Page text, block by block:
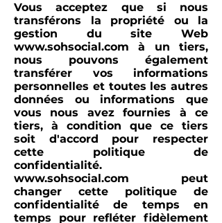
Vous acceptez que si nous
transférons la propriété ou la
gestion du site Web
www.sohsocial.com à un tiers,
nous pouvons également
transférer vos informations
personnelles et toutes les autres
données ou informations que
vous nous avez fournies à ce
tiers, à condition que ce tiers
soit d'accord pour respecter
cette politique de
confidentialité.
www.sohsocial.com peut
changer cette politique de
confidentialité de temps en
temps pour refléter fidèlement